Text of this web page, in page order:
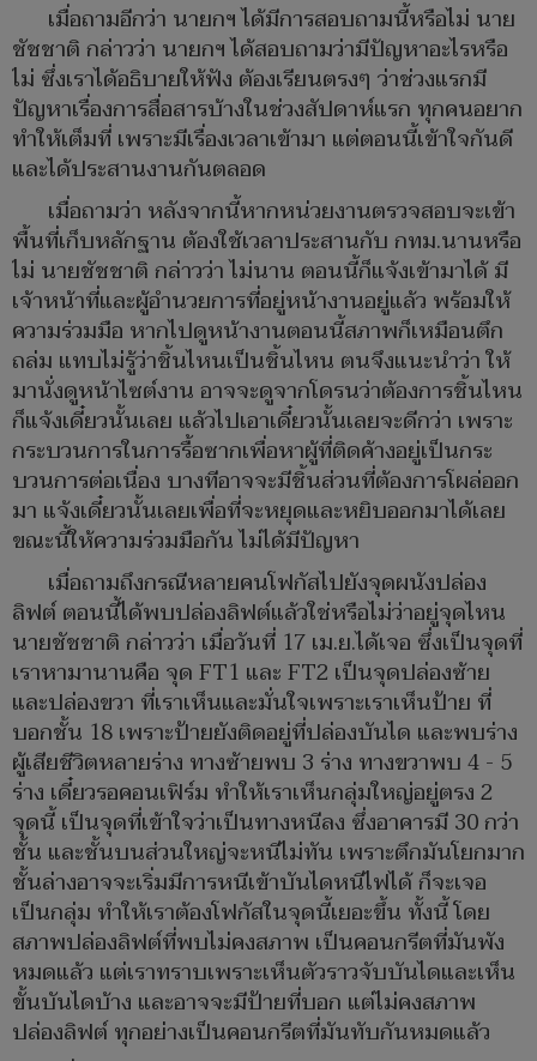
เมื่อถามอีกว่า นายกฯ ได้มีการสอบถามนี้หรือไม่ นาย
ชัชชาติ กล่าวว่า นายกฯ ได้สอบถามว่ามีปัญหาอะไรหรือ
ไม่ ซึ่งเราได้อธิบายให้ฟัง ต้องเรียนตรงๆ ว่าช่วงแรกมี
ปัญหาเรื่องการสื่อสารบ้างในช่วงสัปดาห์แรก ทุกคนอยาก
ทำให้เต็มที่ เพราะมีเรื่องเวลาเข้ามา แต่ตอนนี้เข้าใจกันดี
และได้ประสานงานกันตลอด
เมื่อถามว่า หลังจากนี้หากหน่วยงานตรวจสอบจะเข้า
พื้นที่เก็บหลักฐาน ต้องใช้เวลาประสานกับ กทม.นานหรือ
ไม่ นายชัชชาติ กล่าวว่า ไม่นาน ตอนนี้ก็แจ้งเข้ามาได้ มี
เจ้าหน้าที่และผู้อำนวยการที่อยู่หน้างานอยู่แล้ว พร้อมให้
ความร่วมมือ หากไปดูหน้างานตอนนี้สภาพก็เหมือนตึก
ถล่ม แทบไม่รู้ว่าชิ้นไหนเป็นชิ้นไหน ตนจึงแนะนำว่า ให้
มานั่งดูหน้าไซต์งาน อาจจะดูจากโดรนว่าต้องการชิ้นไหน
ก็แจ้งเดี๋ยวนั้นเลย แล้วไปเอาเดี๋ยวนั้นเลยจะดีกว่า เพราะ
กระบวนการในการรื้อซากเพื่อหาผู้ที่ติดค้างอยู่เป็นกระ
บวนการต่อเนื่อง บางทีอาจจะมีชิ้นส่วนที่ต้องการโผล่ออก
มา แจ้งเดี๋ยวนั้นเลยเพื่อที่จะหยุดและหยิบออกมาได้เลย
ขณะนี้ให้ความร่วมมือกัน ไม่ได้มีปัญหา
เมื่อถามถึงกรณีหลายคนโฟกัสไปยังจุดผนังปล่อง
ลิฟต์ ตอนนี้ได้พบปล่องลิฟต์แล้วใช่หรือไม่ว่าอยู่จุดไหน
นายชัชชาติ กล่าวว่า เมื่อวันที่ 17 เม.ย.ได้เจอ ซึ่งเป็นจุดที่
เราหามานานคือ จุด FT1 และ FT2 เป็นจุดปล่องซ้าย
และปล่องขวา ที่เราเห็นและมั่นใจเพราะเราเห็นป้าย ที่
บอกชั้น 18 เพราะป้ายยังติดอยู่ที่ปล่องบันได และพบร่าง
ผู้เสียชีวิตหลายร่าง ทางซ้ายพบ 3 ร่าง ทางขวาพบ 4 - 5
ร่าง เดี๋ยวรอคอนเฟิร์ม ทำให้เราเห็นกลุ่มใหญ่อยู่ตรง 2
จุดนี้ เป็นจุดที่เข้าใจว่าเป็นทางหนีลง ซึ่งอาคารมี 30 กว่า
ชั้น และชั้นบนส่วนใหญ่จะหนีไม่ทัน เพราะตึกมันโยกมาก
ชั้นล่างอาจจะเริ่มมีการหนีเข้าบันไดหนีไฟได้ ก็จะเจอ
เป็นกลุ่ม ทำให้เราต้องโฟกัสในจุดนี้เยอะขึ้น ทั้งนี้ โดย
สภาพปล่องลิฟต์ที่พบไม่คงสภาพ เป็นคอนกรีตที่มันพัง
หมดแล้ว แต่เราทราบเพราะเห็นตัวราวจับบันไดและเห็น
ขั้นบันไดบ้าง และอาจจะมีป้ายที่บอก แต่ไม่คงสภาพ
ปล่องลิฟต์ ทุกอย่างเป็นคอนกรีตที่มันทับกันหมดแล้ว